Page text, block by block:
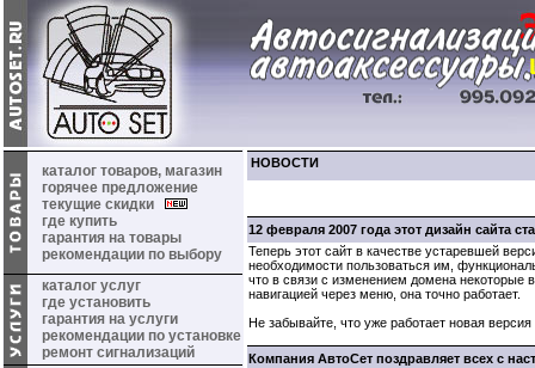
каталог товаров, магазин
горячее предложение
текущие скидки
где купить
гарантия на товары
рекомендации по выбору
каталог услуг
где установить
гарантия на услуги
рекомендации по установке
ремонт сигнализаций
НОВОСТИ
12 февраля 2007 года этот дизайн сайта
Теперь этот сайт в качестве устаревшей
необходимости пользоваться им,
что в связи с изменением домена некоторые
навигацией через меню, она точно работает.
Не забывайте, что уже работает новая
Компания АвтоСет поздравляет всех с